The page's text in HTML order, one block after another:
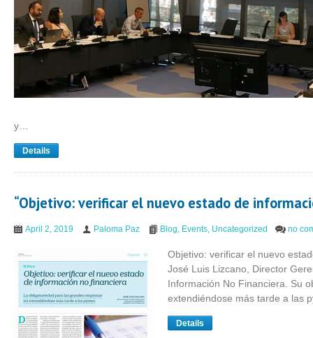
y…
Details
“Objetivo: verificar el nuevo estado de
April 2, 2019 Paloma Paz Blog, Events, Uncategorized no
Objetivo: verificar el nuevo
José Luis Lizcano, Director
Información No Financiera. Su
extendiéndose más tarde a las
Details